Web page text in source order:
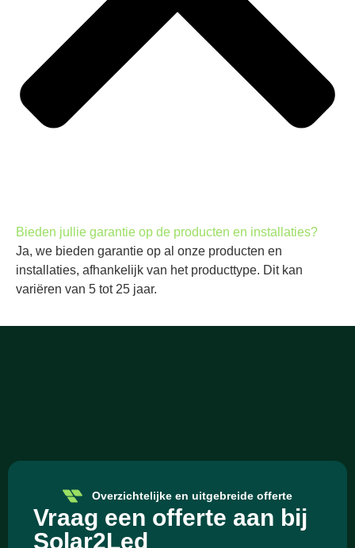
Bieden jullie garantie op de producten en installaties?
Ja, we bieden garantie op al onze producten en
installaties, afhankelijk van het producttype. Dit kan
variëren van 5 tot 25 jaar.
Overzichtelijke en uitgebreide offerte
Vraag een offerte aan bij
Solar2Led